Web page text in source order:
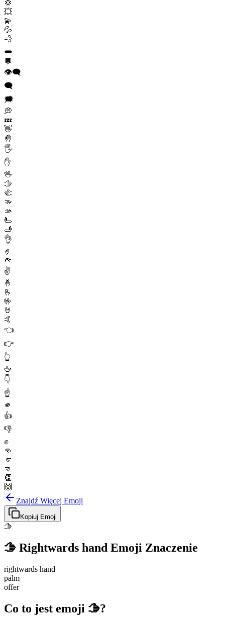
💢
💥
💫
💦
💨
🕳️
💬
👁️‍🗨️
🗨️
🗯️
💭
💤
👋
🤚
🖐️
✋
🖖
🫱
🫲
🫳
🫴
🫷
🫸
👌
🤌
🤏
✌️
🤞
🫰
🤟
🤘
🤙
👈
👉
👆
🖕
👇
☝️
🫵
👍
👎
✊
👊
🤛
🤜
👏
🙌
Znajdź Więcej Emoji
Kopiuj Emoji
🫱
🫱 Rightwards hand Emoji Znaczenie
rightwards hand
palm
offer
Co to jest emoji 🫱?